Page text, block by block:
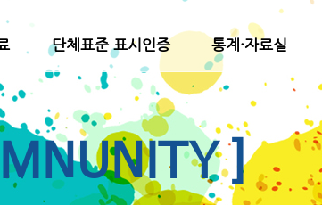
단체표준 표시인증 통계·자료실
]